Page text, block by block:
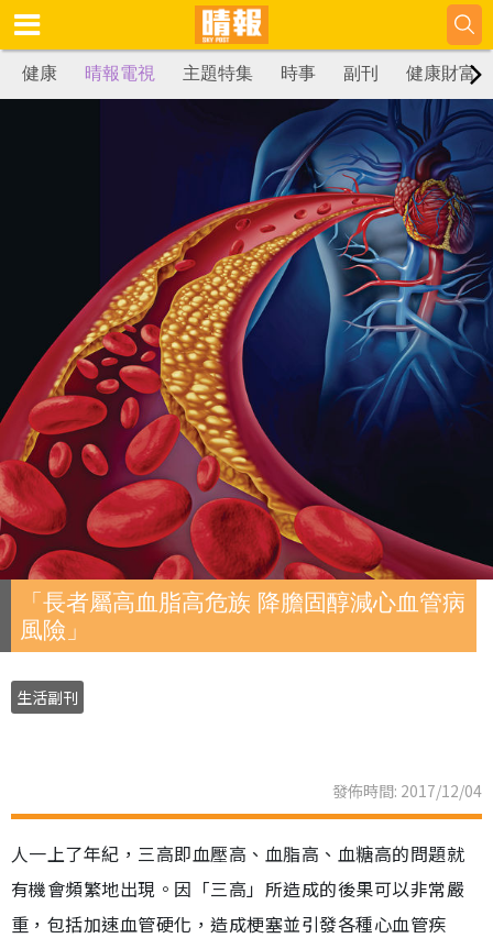
健康 晴報電視 主題特集 時事 副刊 健康財富
「長者屬高血脂高危族 降膽固醇減心血管病
風險」
生活副刊
發佈時間: 2017/12/04
人一上了年紀，三高即血壓高、血脂高、血糖高的問題就
有機會頻繁地出現。因「三高」所造成的後果可以非常嚴
重，包括加速血管硬化，造成梗塞並引發各種心血管疾